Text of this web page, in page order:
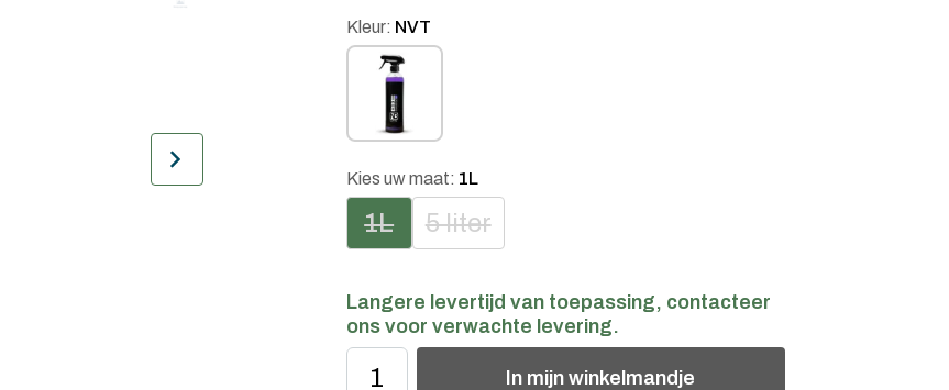
Kleur: NVT
Kies uw maat: 1L
1L 5 liter
Langere levertijd van toepassing, contacteer
ons voor verwachte levering.
In mijn winkelmandje